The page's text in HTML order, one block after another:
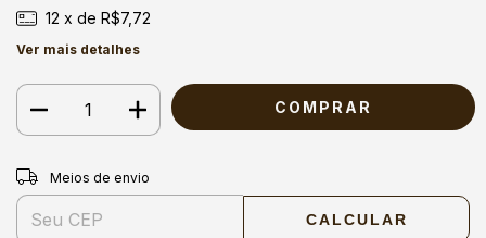
12 x de R$7,72
Ver mais detalhes
Entregas para o CEP:
Meios de envio
CALCULAR